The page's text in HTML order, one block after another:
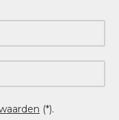
(*).